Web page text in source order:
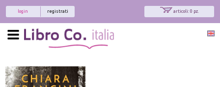
articoli: 0 pz.
registrati
login